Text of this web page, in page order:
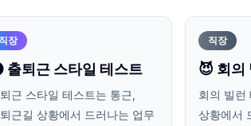
장
출퇴근 스타일 테스트
근 스타일 테스트는 통근,
근길 상황에서 드러나는 업무
직장
😈 회의
회의 빌런
상황에서